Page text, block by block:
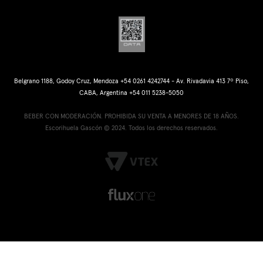
Belgrano 1188, Godoy Cruz, Mendoza +54 0261 4242744 - Av. Rivadavia 413 7º Piso,
CABA, Argentina +54 011 5238-5050
BEBER CON MODERACIÓN. PROHIBIDA SU VENTA A MENORES DE 18 AÑOS.
Escorihuela Gascón © 2024. Todos los derechos reservados.